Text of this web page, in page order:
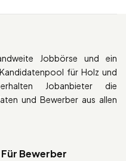
Jobbörse und ein
für Holz und
Jobanbieter die
und Bewerber aus allen
Für Bewerber